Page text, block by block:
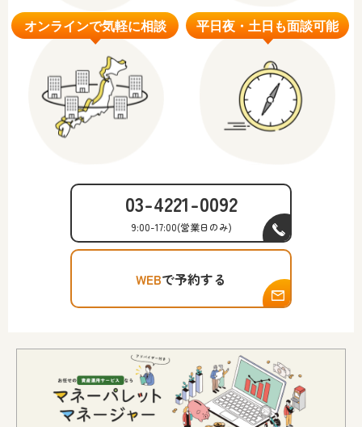
03-4221-0092
9:00-17:00(営業日のみ)
WEBで予約する